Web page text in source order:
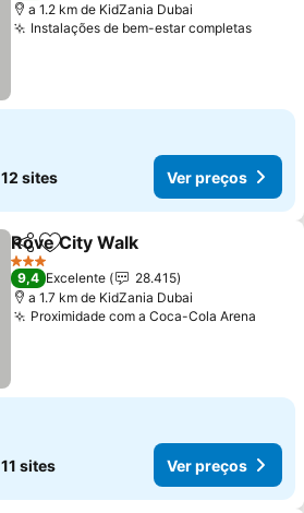
a 1.2 km de KidZania Dubai
Instalações de bem-estar completas
12 sites Ver preços
PartilharAdicionar aos favoritos
Rove City Walk
3 Estrelas
9,4 Excelente
28.415
a 1.7 km de KidZania Dubai
Proximidade com a Coca-Cola Arena
11 sites Ver preços